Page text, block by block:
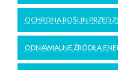
OCHRONA ROŚLIN PRZED
ODNAWIALNE ŹRÓDŁA